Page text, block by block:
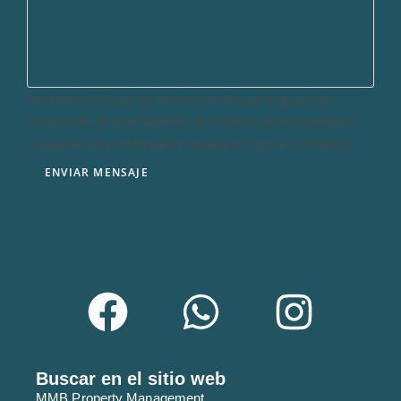
T
O
Z
A
Por favor, indique las fechas en las que le gustaría
alojarse en el apartamento, el número de huéspedes y
cualquier otra información relevante sobre la estancia.
ENVIAR MENSAJE
Buscar en el sitio web
MMB Property Management